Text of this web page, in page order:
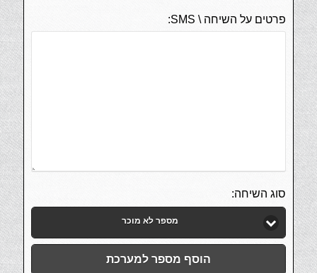
פרטים על השיחה \ SMS:
סוג השיחה:
מספר לא מוכר
הוסף מספר למערכת